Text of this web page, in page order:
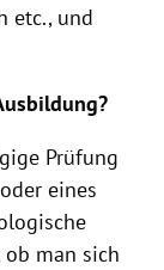
etc., und
Prüfung
eines
ob man sich